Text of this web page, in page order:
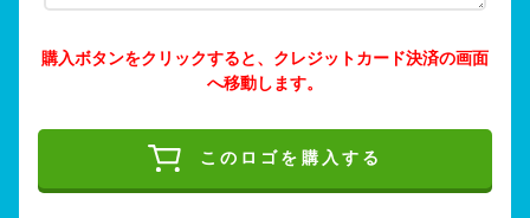
購入ボタンをクリックすると、クレジットカード決済の画面
へ移動します。
このロゴを購入する